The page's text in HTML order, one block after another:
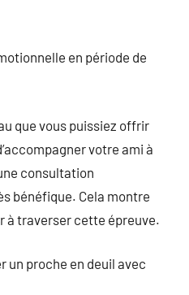
en période de
que vous puissiez offrir
votre ami à
consultation
bénéfique. Cela montre
à traverser cette épreuve.
un proche en deuil avec